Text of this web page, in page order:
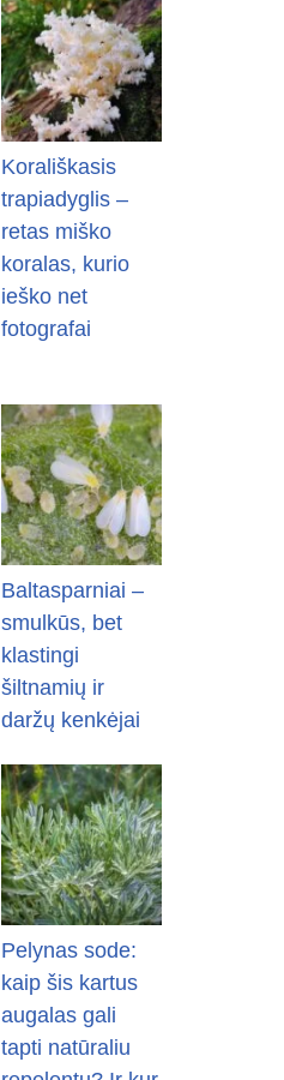
Korališkasis
trapiadyglis –
retas miško
koralas, kurio
ieško net
fotografai
Baltasparniai –
smulkūs, bet
klastingi
šiltnamių ir
daržų kenkėjai
Pelynas sode:
kaip šis kartus
augalas gali
tapti natūraliu